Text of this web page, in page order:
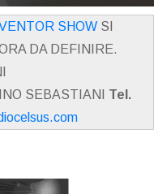
SHOW SI
DA DEFINIRE.
SEBASTIANI Tel.